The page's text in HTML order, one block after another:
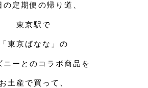
の定期便の帰り道、
東京駅で
「東京ばなな」の
ニーとのコラボ商品を
お土産で買って、